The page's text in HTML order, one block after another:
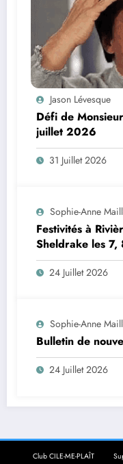
Jason Lévesque
Défi de
juillet 2026
31 Juillet 2026
Sophie-Anne
Festivités à
Sheldrake les
24 Juillet 2026
Sophie-Anne
Bulletin de
24 Juillet 2026
Club CILE-ME-PLAÎT